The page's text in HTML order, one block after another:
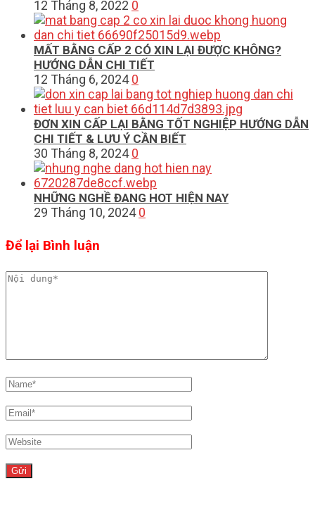
12 Tháng 8, 2022 0
MẤT BẰNG CẤP 2 CÓ XIN LẠI ĐƯỢC KHÔNG?
HƯỚNG DẪN CHI TIẾT
12 Tháng 6, 2024 0
ĐƠN XIN CẤP LẠI BẰNG TỐT NGHIỆP HƯỚNG DẪN
CHI TIẾT & LƯU Ý CẦN BIẾT
30 Tháng 8, 2024 0
NHỮNG NGHỀ ĐANG HOT HIỆN NAY
29 Tháng 10, 2024 0
Để lại Bình luận